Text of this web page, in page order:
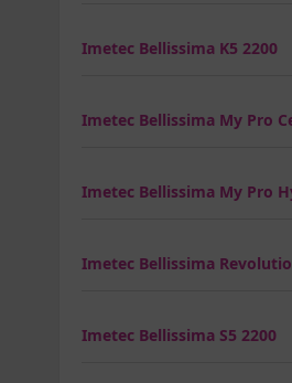
Imetec Bellissima K5 2200
Imetec Bellissima My Pro
Imetec Bellissima My Pro
Imetec Bellissima
Imetec Bellissima S5 2200